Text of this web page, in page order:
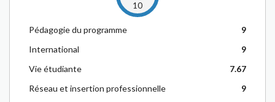
10
Pédagogie du programme
9
International
9
Vie étudiante
7.67
Réseau et insertion professionnelle
9